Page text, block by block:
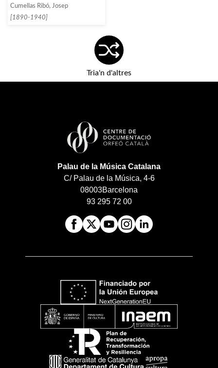
Cumellas Ribó, Josep
[1890-1940]
Tria'n d'altres
Palau de la Música Catalana
C/ Palau de la Música, 4-6
08003Barcelona
93 295 72 00